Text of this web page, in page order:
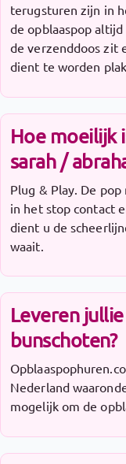
terugsturen zijn in
de opblaaspop
de verzenddoos zit
dient te worden
Hoe moeilijk
sarah /
Plug & Play. De
in het stop contact
dient u de
waait.
Leveren
bunschoten?
Nederland
mogelijk om de